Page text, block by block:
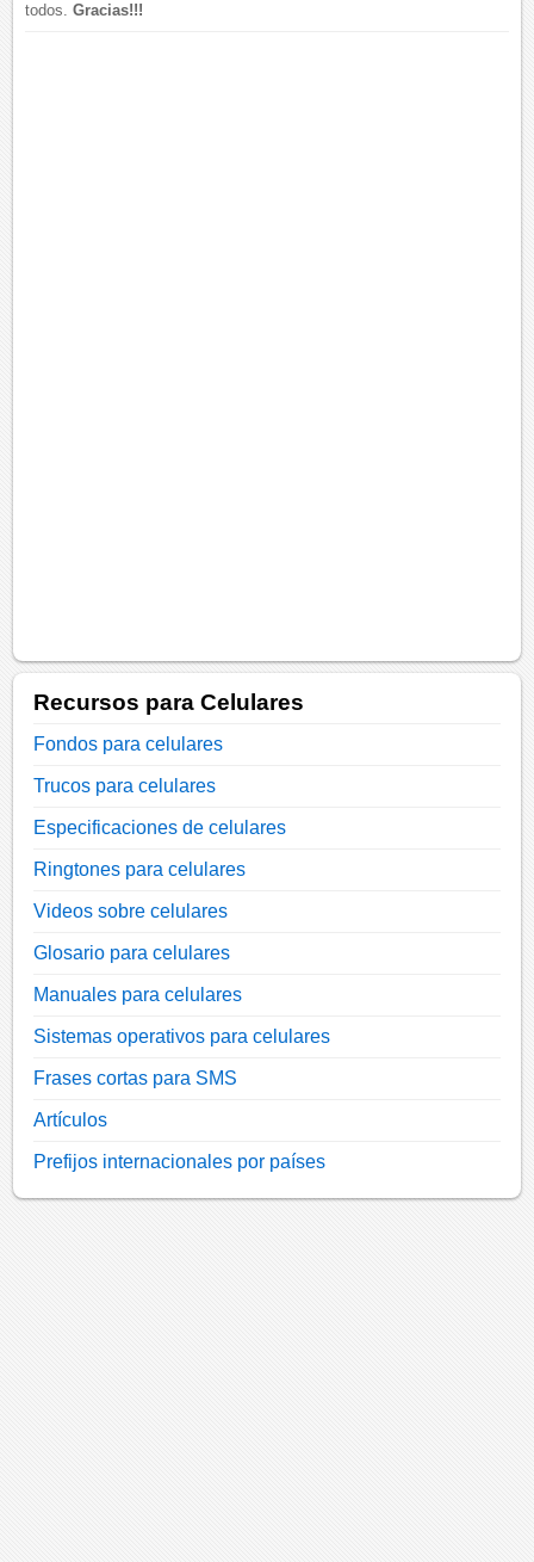
todos.Gracias!!!
Recursos para Celulares
Fondos para celulares
Trucos para celulares
Especificaciones de celulares
Ringtones para celulares
Videos sobre celulares
Glosario para celulares
Manuales para celulares
Sistemas operativos para celulares
Frases cortas para SMS
Artículos
Prefijos internacionales por países